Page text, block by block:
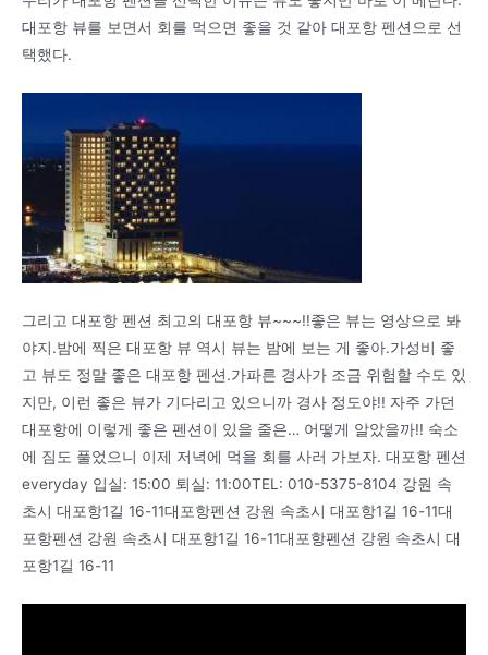
대포항 뷰를 보면서 회를 먹으면 좋을 것 같아 대포항 펜션으로 선
택했다.
그리고 대포항 펜션 최고의 대포항 뷰~~~!!좋은 뷰는 영상으로 봐
야지.밤에 찍은 대포항 뷰 역시 뷰는 밤에 보는 게 좋아.가성비 좋
고 뷰도 정말 좋은 대포항 펜션.가파른 경사가 조금 위험할 수도 있
지만, 이런 좋은 뷰가 기다리고 있으니까 경사 정도야!! 자주 가던
대포항에 이렇게 좋은 펜션이 있을 줄은… 어떻게 알았을까!! 숙소
에 짐도 풀었으니 이제 저녁에 먹을 회를 사러 가보자. 대포항 펜션
everyday 입실: 15:00 퇴실: 11:00TEL: 010-5375-8104 강원 속
초시 대포항1길 16-11대포항펜션 강원 속초시 대포항1길 16-11대
포항펜션 강원 속초시 대포항1길 16-11대포항펜션 강원 속초시 대
포항1길 16-11